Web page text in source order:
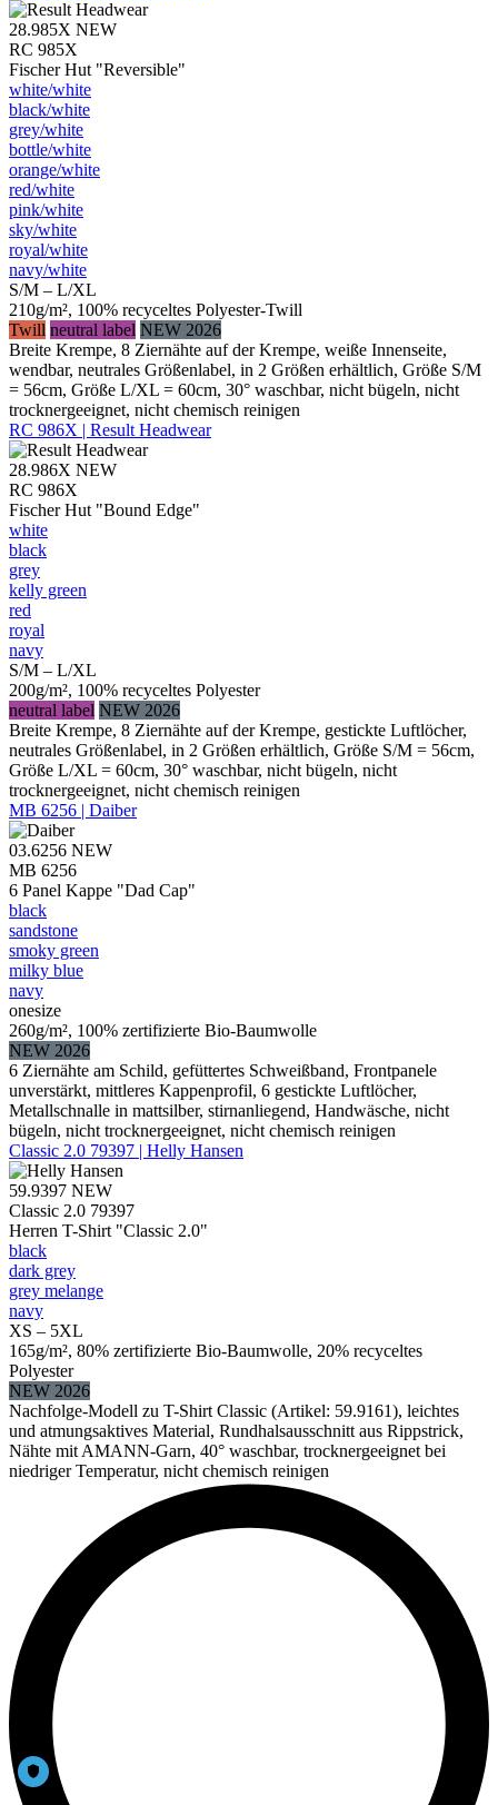
28.985X NEW
RC 985X
Fischer Hut "Reversible"
white/​white
black/​white
grey/​white
bottle/​white
orange/​white
red/​white
pink/​white
sky/​white
royal/​white
navy/​white
S/M – L/XL
210g/m², 100% recyceltes Polyester-Twill
Twill neutral label NEW 2026
Breite Krempe, 8 Ziernähte auf der Krempe, weiße Innenseite,
wendbar, neutrales Größenlabel, in 2 Größen erhältlich, Größe S/M
= 56cm, Größe L/XL = 60cm, 30° waschbar, nicht bügeln, nicht
trocknergeeignet, nicht chemisch reinigen
RC 986X | Result Headwear
28.986X NEW
RC 986X
Fischer Hut "Bound Edge"
white
black
grey
kelly green
red
royal
navy
S/M – L/XL
200g/m², 100% recyceltes Polyester
neutral label NEW 2026
Breite Krempe, 8 Ziernähte auf der Krempe, gestickte Luftlöcher,
neutrales Größenlabel, in 2 Größen erhältlich, Größe S/M = 56cm,
Größe L/XL = 60cm, 30° waschbar, nicht bügeln, nicht
trocknergeeignet, nicht chemisch reinigen
MB 6256 | Daiber
03.6256 NEW
MB 6256
6 Panel Kappe "Dad Cap"
black
sandstone
smoky green
milky blue
navy
onesize
260g/m², 100% zertifizierte Bio-Baumwolle
NEW 2026
6 Ziernähte am Schild, gefüttertes Schweißband, Frontpanele
unverstärkt, mittleres Kappenprofil, 6 gestickte Luftlöcher,
Metallschnalle in mattsilber, stirnanliegend, Handwäsche, nicht
bügeln, nicht trocknergeeignet, nicht chemisch reinigen
Classic 2.0 79397 | Helly Hansen
59.9397 NEW
Classic 2.0 79397
Herren T-Shirt "Classic 2.0"
black
dark grey
grey melange
navy
XS – 5XL
165g/m², 80% zertifizierte Bio-Baumwolle, 20% recyceltes
Polyester
NEW 2026
Nachfolge-Modell zu T-Shirt Classic (Artikel: 59.9161), leichtes
und atmungsaktives Material, Rundhalsausschnitt aus Rippstrick,
Nähte mit AMANN-Garn, 40° waschbar, trocknergeeignet bei
niedriger Temperatur, nicht chemisch reinigen